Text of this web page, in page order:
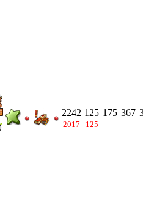
2242
2017
125
125
175 367